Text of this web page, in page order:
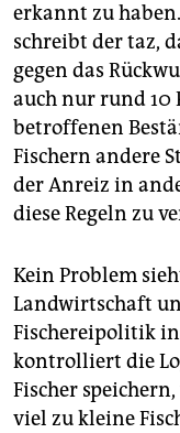
erkannt zu
schreibt der taz,
gegen das
auch nur rund 10
betroffenen
Fischern andere
der Anreiz in
diese Regeln zu
Kein Problem
Landwirtschaft
Fischereipolitik
kontrolliert die
Fischer
viel zu kleine